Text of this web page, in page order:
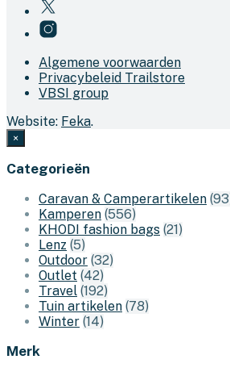
Algemene voorwaarden
Privacybeleid Trailstore
VBSI group
Website: Feka.
×
Categorieën
Caravan & Camperartikelen
Kamperen (556)
KHODI fashion bags (21)
Lenz (5)
Outdoor (32)
Outlet (42)
Travel (192)
Tuin artikelen (78)
Winter (14)
Merk